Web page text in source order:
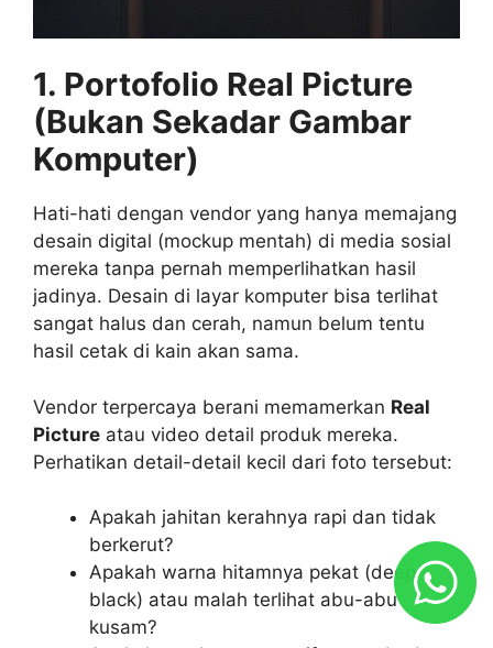
1. Portofolio Real Picture
(Bukan Sekadar Gambar
Komputer)
Hati-hati dengan vendor yang hanya memajang
desain digital (mockup mentah) di media sosial
mereka tanpa pernah memperlihatkan hasil
jadinya. Desain di layar komputer bisa terlihat
sangat halus dan cerah, namun belum tentu
hasil cetak di kain akan sama.
Vendor terpercaya berani memamerkan Real
Picture atau video detail produk mereka.
Perhatikan detail-detail kecil dari foto tersebut:
Apakah jahitan kerahnya rapi dan tidak
berkerut?
Apakah warna hitamnya pekat (deep
black) atau malah terlihat abu-abu
kusam?